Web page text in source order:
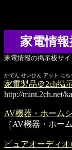
家電情報
家電情報の掲示板サイ
かでん せいひん アット にち
家電製品＠2ch掲
http://mint.2ch.net/
AV機器・ホーム
［AV機器・ホー
ピュアオーディオ